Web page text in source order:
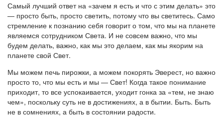
Самый лучший ответ на «зачем я есть и что с этим делать» это
— просто быть, просто светить, потому что вы светитесь. Само
стремление к познанию себя говорит о том, что мы на планете
являемся сотрудником Света. И не совсем важно, что мы
будем делать, важно, как мы это делаем, как мы якорим на
планете свой Свет.
Мы можем печь пирожки, а можем покорять Эверест, но важно
просто то, что мы есть и мы — Свет! Когда такое понимание
приходит, то все успокаивается, уходит гонка за «тем, не знаю
чем», поскольку суть не в достижениях, а в бытии. Быть. Быть
не в сомнениях, а быть в состоянии радости.